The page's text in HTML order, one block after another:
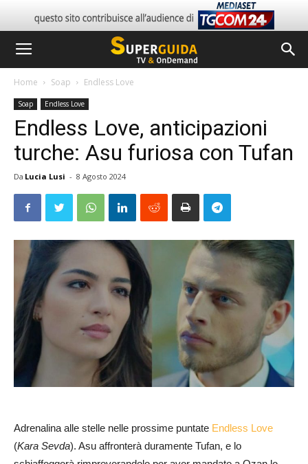
Home Soap Endless Love
Soap Endless Love
Endless Love, anticipazioni
turche: Asu furiosa con Tufan
Da Lucia Lusi - 8 Agosto 2024
Adrenalina alle stelle nelle prossime puntate Endless Love
(Kara Sevda). Asu affronterà duramente Tufan, e lo